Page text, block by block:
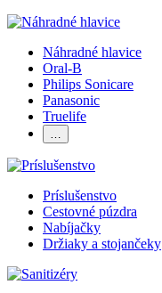
Náhradné hlavice
Oral-B
Philips Sonicare
Panasonic
Truelife
…
Príslušenstvo
Cestovné púzdra
Nabíjačky
Držiaky a stojančeky